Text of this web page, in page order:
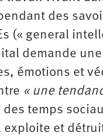
des
(« general
demande
émotions et
« une
temps
exploite et